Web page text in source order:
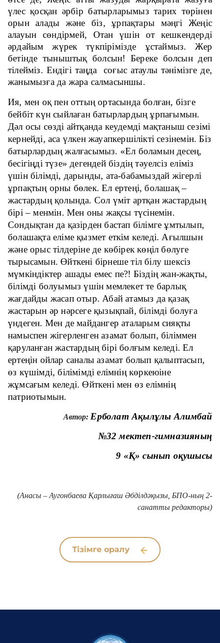
үлес қосқан әрбір батырларымыз тарих төрінен
орын алады және біз, ұрпақтары мәңгі Жеңіс
алауын сөндірмей, Отан үшін от кешкендерді
әрдайым жүрек түкпірімізде ұстаймыз. Жер
бетінде тыныштық болсын! Береке болсын деп
тілейміз. Ендігі таңда соғыс атаулы тәнімізге де,
жанымызға да жара салмасыншы.
Ия, мен оқ пен оттың ортасында болған, бізге
бейбіт күн сыйлаған батырлардың ұрпағымын.
Дәл осы сөзді айтқанда кеудемді мақтаныш сезімі
кернейді, аса үлкен жауапкершілікті сезінемін. Біз
батырлардың жалғасымыз. «Ел боламын десең,
бесігіңді түзе» дегендей біздің тәуелсіз еліміз
үшін білімді, дарынды, ата-бабамыздай жігерлі
ұрпақтың орны бөлек. Ел ертеңі, болашақ –
жастардың қолында. Сол үміт артқан жастардың
бірі – менмін. Мен оны жақсы түсінемін.
Сондықтан да қазірден бастап білімге ұмтылып,
болашақта еліме қызмет еткім келеді. Ағылшын
және орыс тілдеріне де көбірек көңіл бөлуге
тырысамын. Өйткені бірнеше тіл білу шексіз
мүмкіндіктер ашады емес пе?! Біздің жан-жақты,
білімді болуымыз үшін мемлекет те барлық
жағдайды жасап отыр. Абай атамыз да қазақ
жастарын әр нәрсеге қызықпай, білімді болуға
үндеген. Мен де майдангер аталарым сияқты
намыспен жігерленген азамат болып, біліммен
қаруланған жастардың бірі болғым келеді. Ел
ертеңін ойлар саналы азамат болып қалыптасып,
өз күшімді, білімімді елімнің көркеюіне
жұмсағым келеді. Өйткені мен өз елімнің
патриотымын.
Автор: Ерболат Ақылұлы Алимбай
№32 мектеп-гимназияның
9 «Қ» сынып оқушысы
(Анасы – Аугонбаева Қарлығаш Әбділдәқызы, БПО-ның 2-
санатты редакторы)
Тізімге оралу